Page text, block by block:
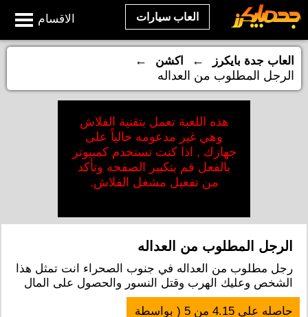
الاقسام العاب سيارات
العاب جدة بايكرز ← اكشن
←
الرجل المطلوب من العداله
هذه اللعبة تعمل بتقنية الفلاش
وهي غير مدعومه حالياً على
جهازك , اذا كنت تستخدم كمبيوتر
بالفعل قم بتكبير الصفحه وتأكد
من تفعيل مشغل الفلاش.
الرجل المطلوب من العداله
رجل مطلوب من العداله في جنوب الصحراء انت تمثل هذا
الشخص وعليك الهرب وقتل النسور والحصول على المال
حاصله على4.15 من5 ( بواسطة